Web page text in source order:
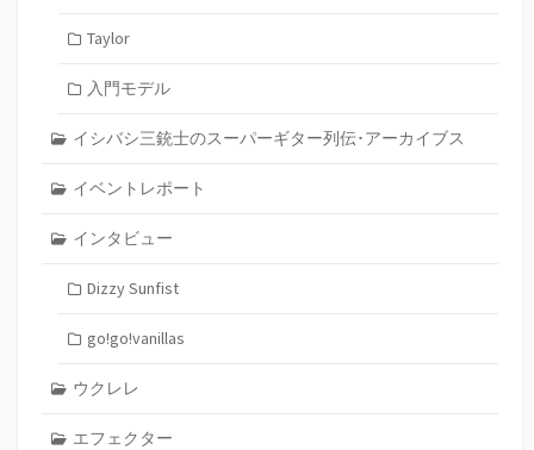
Taylor
入門モデル
イシバシ三銃士のスーパーギター列伝･アーカイブス
イベントレポート
インタビュー
Dizzy Sunfist
go!go!vanillas
ウクレレ
エフェクター